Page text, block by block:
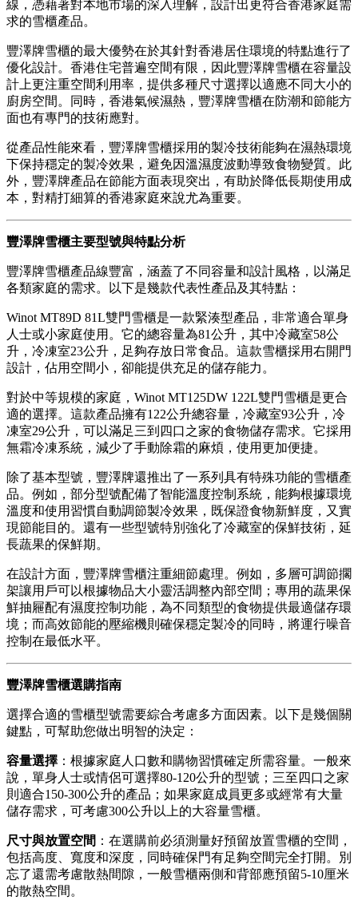
線，憑藉著對本地市場的深入理解，設計出更符合香港家庭需
求的雪櫃產品。
豐澤牌雪櫃的最大優勢在於其針對香港居住環境的特點進行了
優化設計。香港住宅普遍空間有限，因此豐澤牌雪櫃在容量設
計上更注重空間利用率，提供多種尺寸選擇以適應不同大小的
廚房空間。同時，香港氣候濕熱，豐澤牌雪櫃在防潮和節能方
面也有專門的技術應對。
從產品性能來看，豐澤牌雪櫃採用的製冷技術能夠在濕熱環境
下保持穩定的製冷效果，避免因溫濕度波動導致食物變質。此
外，豐澤牌產品在節能方面表現突出，有助於降低長期使用成
本，對精打細算的香港家庭來說尤為重要。
豐澤牌雪櫃主要型號與特點分析
豐澤牌雪櫃產品線豐富，涵蓋了不同容量和設計風格，以滿足
各類家庭的需求。以下是幾款代表性產品及其特點：
Winot MT89D 81L雙門雪櫃是一款緊湊型產品，非常適合單身
人士或小家庭使用。它的總容量為81公升，其中冷藏室58公
升，冷凍室23公升，足夠存放日常食品。這款雪櫃採用右開門
設計，佔用空間小，卻能提供充足的儲存能力。
對於中等規模的家庭，Winot MT125DW 122L雙門雪櫃是更合
適的選擇。這款產品擁有122公升總容量，冷藏室93公升，冷
凍室29公升，可以滿足三到四口之家的食物儲存需求。它採用
無霜冷凍系統，減少了手動除霜的麻煩，使用更加便捷。
除了基本型號，豐澤牌還推出了一系列具有特殊功能的雪櫃產
品。例如，部分型號配備了智能溫度控制系統，能夠根據環境
溫度和使用習慣自動調節製冷效果，既保證食物新鮮度，又實
現節能目的。還有一些型號特別強化了冷藏室的保鮮技術，延
長蔬果的保鮮期。
在設計方面，豐澤牌雪櫃注重細節處理。例如，多層可調節擱
架讓用戶可以根據物品大小靈活調整內部空間；專用的蔬果保
鮮抽屜配有濕度控制功能，為不同類型的食物提供最適儲存環
境；而高效節能的壓縮機則確保穩定製冷的同時，將運行噪音
控制在最低水平。
豐澤牌雪櫃選購指南
選擇合適的雪櫃型號需要綜合考慮多方面因素。以下是幾個關
鍵點，可幫助您做出明智的決定：
容量選擇 ：根據家庭人口數和購物習慣確定所需容量。一般來
說，單身人士或情侶可選擇80-120公升的型號；三至四口之家
則適合150-300公升的產品；如果家庭成員更多或經常有大量
儲存需求，可考慮300公升以上的大容量雪櫃。
尺寸與放置空間 ：在選購前必須測量好預留放置雪櫃的空間，
包括高度、寬度和深度，同時確保門有足夠空間完全打開。別
忘了還需考慮散熱間隙，一般雪櫃兩側和背部應預留5-10厘米
的散熱空間。